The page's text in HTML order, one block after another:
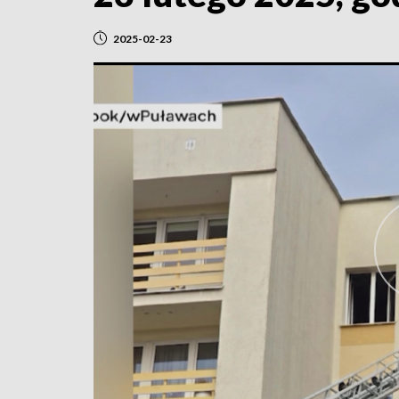
2025-02-23